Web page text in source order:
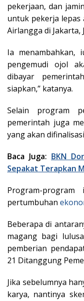
pekerjaan, dan
untuk pekerja lepas
Airlangga di Jakarta,
Ia menambahkan,
pengemudi ojol
dibayar
siapkan,” katanya.
Selain program
pemerintah juga
yang akan
Baca Juga: BKN
Sepakat Terapkan
Program-
pertumbuhan
Beberapa di
magang bagi
pemberian
21 Ditanggung
Jika sebelumnya
karya, nantinya